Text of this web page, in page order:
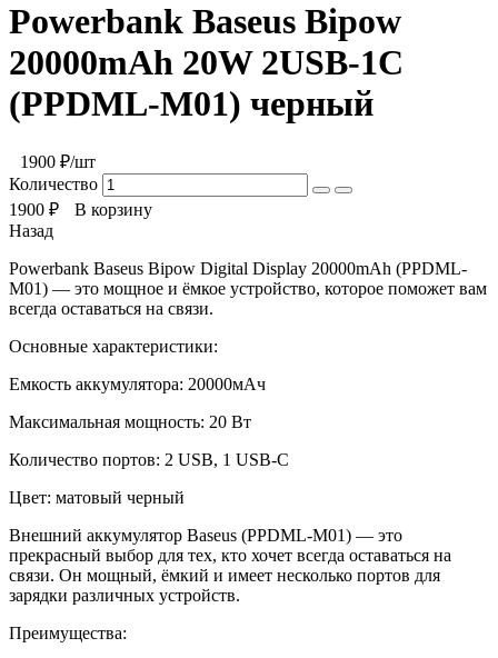
Powerbank Baseus Bipow
20000mAh 20W 2USB-1C
(PPDML-M01) черный
1900 ₽/шт
Количество
1900 ₽
В корзину
Назад
Powerbank Baseus Bipow Digital Display 20000mAh (PPDML-
M01) — это мощное и ёмкое устройство, которое поможет вам
всегда оставаться на связи.
Основные характеристики:
Емкость аккумулятора: 20000мАч
Максимальная мощность: 20 Вт
Количество портов: 2 USB, 1 USB-C
Цвет: матовый черный
Внешний аккумулятор Baseus (PPDML-M01) — это
прекрасный выбор для тех, кто хочет всегда оставаться на
связи. Он мощный, ёмкий и имеет несколько портов для
зарядки различных устройств.
Преимущества: